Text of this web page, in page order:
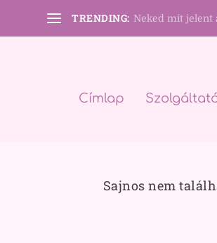
TRENDING: Neked mit jelent
Címlap
Sajnos nem